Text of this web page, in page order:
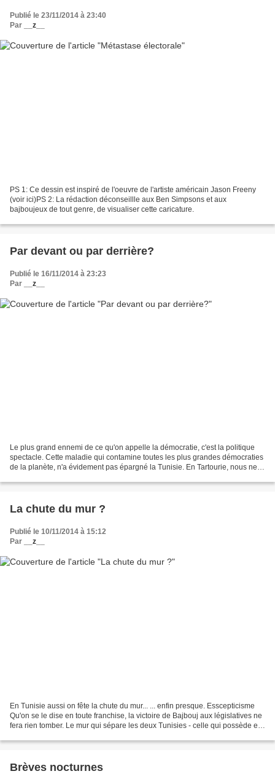
Publié le 23/11/2014 à 23:40
Par
__z__
PS 1: Ce dessin est inspiré de l'oeuvre de l'artiste américain Jason Freeny
(voir ici)PS 2: La rédaction déconseillle aux Ben Simpsons et aux
bajboujeux de tout genre, de visualiser cette caricature.
Par devant ou par derrière?
Publié le 16/11/2014 à 23:23
Par
__z__
Le plus grand ennemi de ce qu'on appelle la démocratie, c'est la politique
spectacle. Cette maladie qui contamine toutes les plus grandes démocraties
de la planète, n'a évidement pas épargné la Tunisie. En Tartourie, nous ne
La chute du mur ?
Publié le 10/11/2014 à 15:12
Par
__z__
En Tunisie aussi on fête la chute du mur... ... enfin presque. Esscepticisme
Qu'on se le dise en toute franchise, la victoire de Bajbouj aux législatives ne
fera rien tomber. Le mur qui sépare les deux Tunisies - celle qui possède et
Brèves nocturnes